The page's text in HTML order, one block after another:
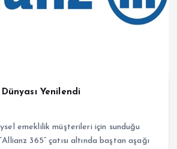
Yenilendi
emeklilik müşterileri için sunduğu
365” çatısı altında baştan aşağı